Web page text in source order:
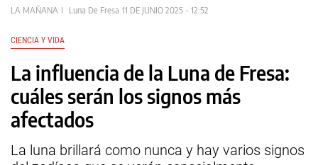
LA MAÑANA Luna De Fresa 11 DE JUNIO 2025 - 12:52
CIENCIA Y VIDA
La influencia de la Luna de Fresa:
cuáles serán los signos más
afectados
La luna brillará como nunca y hay varios signos